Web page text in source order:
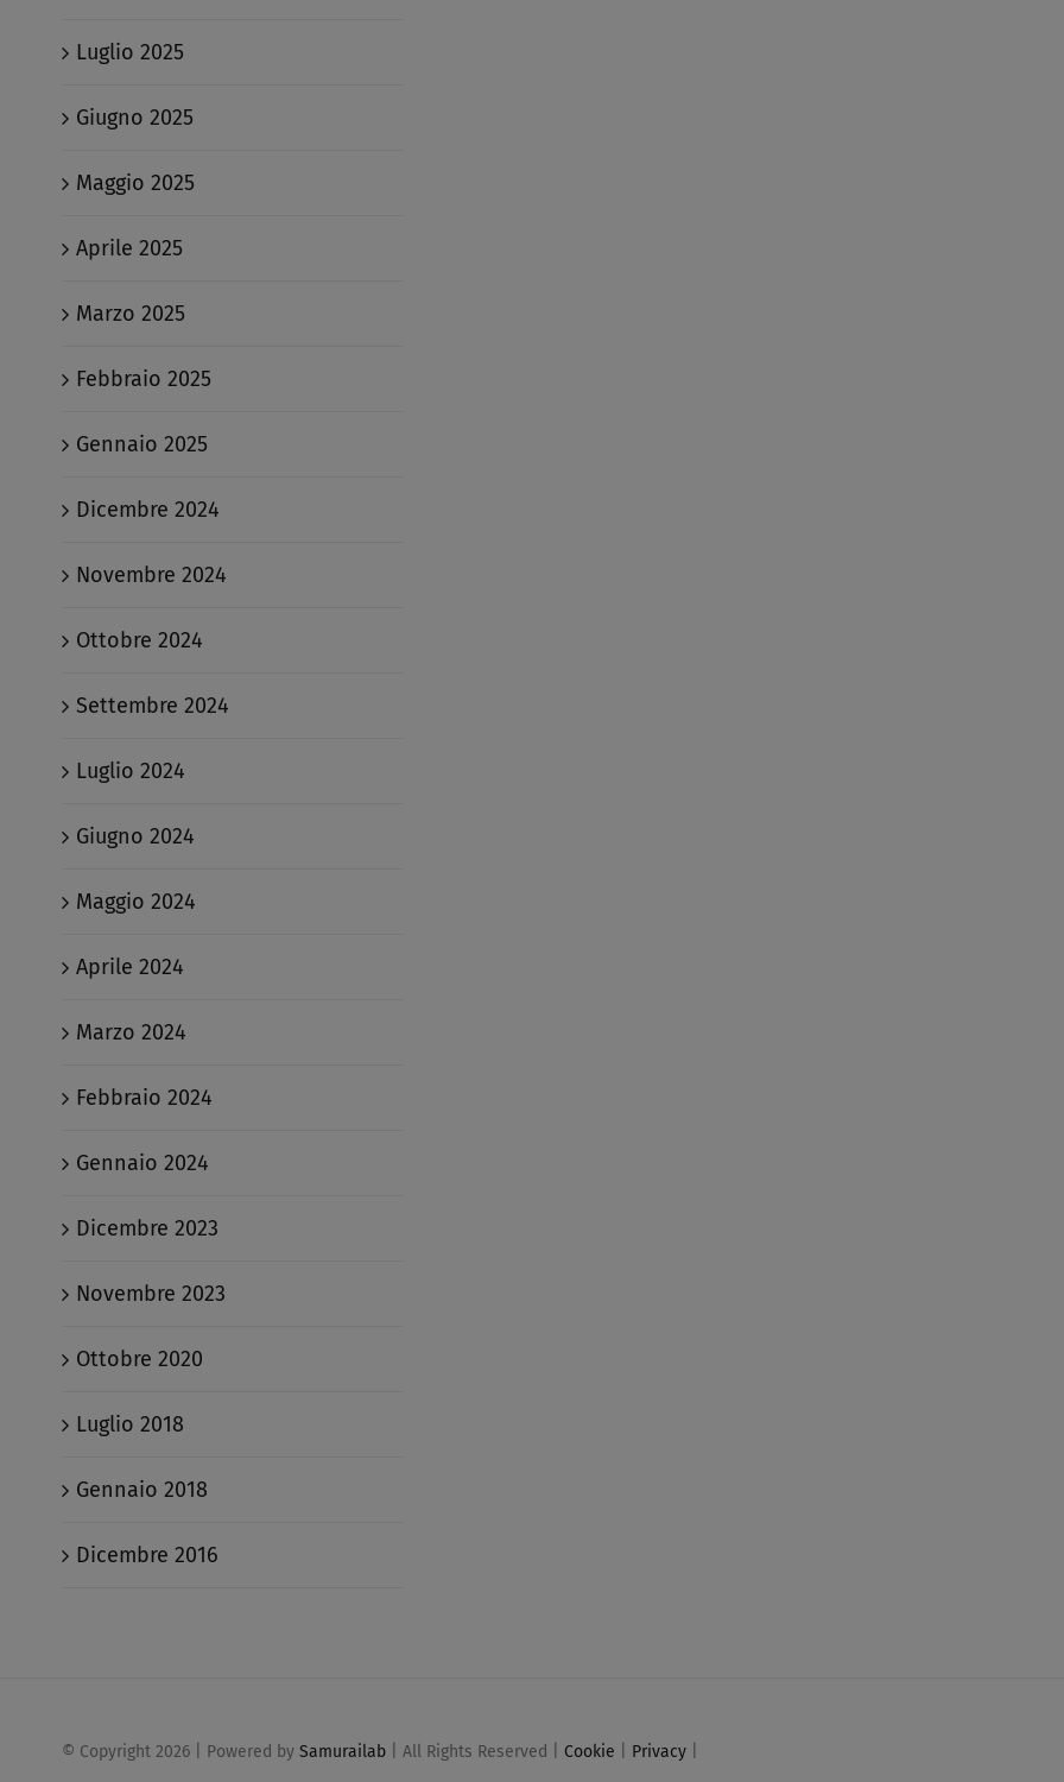
Luglio 2025
Giugno 2025
Maggio 2025
Aprile 2025
Marzo 2025
Febbraio 2025
Gennaio 2025
Dicembre 2024
Novembre 2024
Ottobre 2024
Settembre 2024
Luglio 2024
Giugno 2024
Maggio 2024
Aprile 2024
Marzo 2024
Febbraio 2024
Gennaio 2024
Dicembre 2023
Novembre 2023
Ottobre 2020
Luglio 2018
Gennaio 2018
Dicembre 2016
© Copyright 2026 | Powered by Samurailab | All Rights Reserved | Cookie Privacy